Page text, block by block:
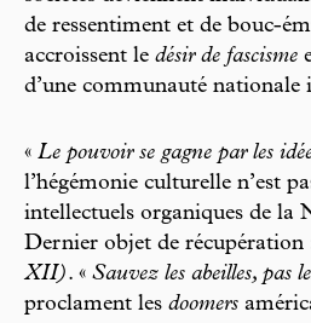
de ressentiment et de bouc-
accroissent le désir de fascisme
d’une communauté nationale
« Le pouvoir se gagne par les
l’hégémonie culturelle n’est
intellectuels organiques de la
Dernier objet de récupération
XII). « Sauvez les abeilles, pas
proclament les doomers